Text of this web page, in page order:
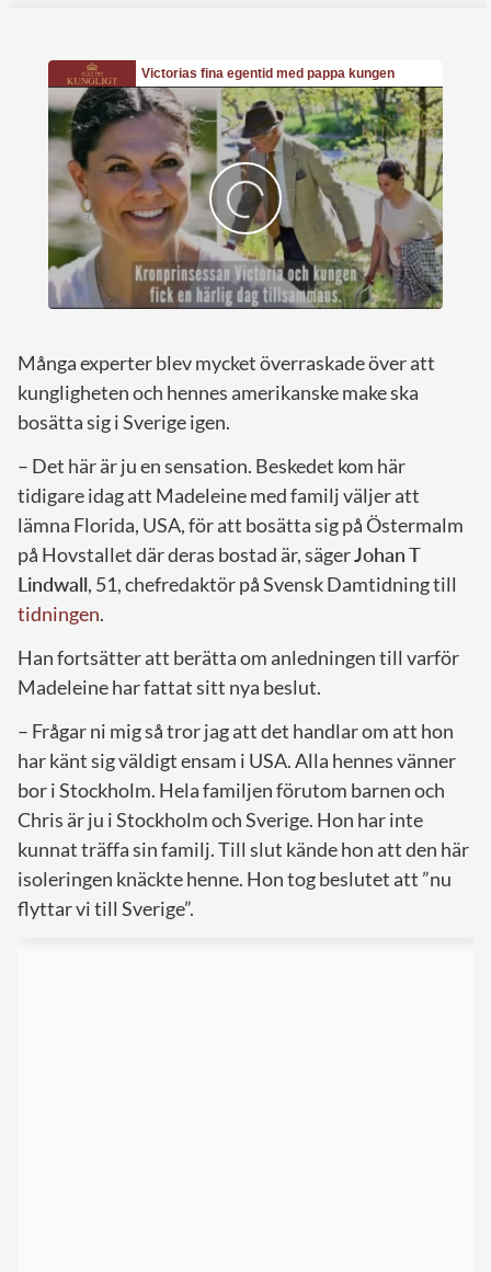
Många experter blev mycket överraskade över att
kungligheten och hennes amerikanske make ska
bosätta sig i Sverige igen.
– Det här är ju en sensation. Beskedet kom här
tidigare idag att Madeleine med familj väljer att
lämna Florida, USA, för att bosätta sig på Östermalm
på Hovstallet där deras bostad är, sägerJohan T
Lindwall, 51, chefredaktör på Svensk Damtidning till
tidningen.
Han fortsätter att berätta om anledningen till varför
Madeleine har fattat sitt nya beslut.
– Frågar ni mig så tror jag att det handlar om att hon
har känt sig väldigt ensam i USA. Alla hennes vänner
bor i Stockholm. Hela familjen förutom barnen och
Chris är ju i Stockholm och Sverige. Hon har inte
kunnat träffa sin familj. Till slut kände hon att den här
isoleringen knäckte henne. Hon tog beslutet att ”nu
flyttar vi till Sverige”.